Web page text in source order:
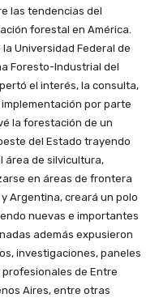
las tendencias del
forestal en América.
la Universidad Federal de
Foresto-Industrial del
el interés, la consulta,
por parte
la forestación de un
del Estado trayendo
área de silvicultura,
en áreas de frontera
Argentina, creará un polo
nuevas e importantes
además expusieron
investigaciones, paneles
de Entre
Aires, entre otras